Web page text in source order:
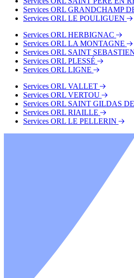
Services ORL GRANDCHAMP
Services ORL LE POULIGUEN
Services ORL HERBIGNAC
Services ORL LA MONTAGNE
Services ORL SAINT
Services ORL PLESSÉ
Services ORL LIGNE
Services ORL VALLET
Services ORL VERTOU
Services ORL SAINT GILDAS
Services ORL RIAILLE
Services ORL LE PELLERIN